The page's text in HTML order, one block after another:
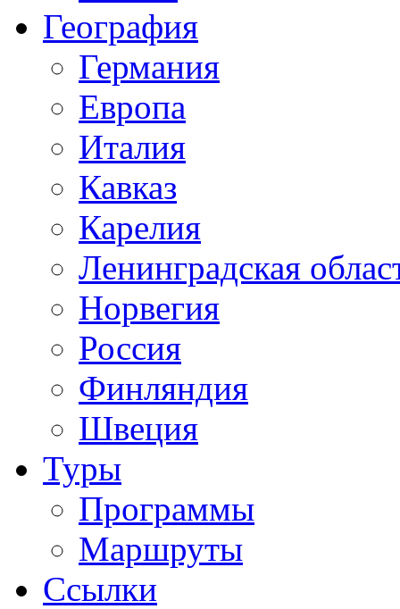
География
Германия
Европа
Италия
Кавказ
Карелия
Ленинградская
Норвегия
Россия
Финляндия
Швеция
Туры
Программы
Маршруты
Ссылки